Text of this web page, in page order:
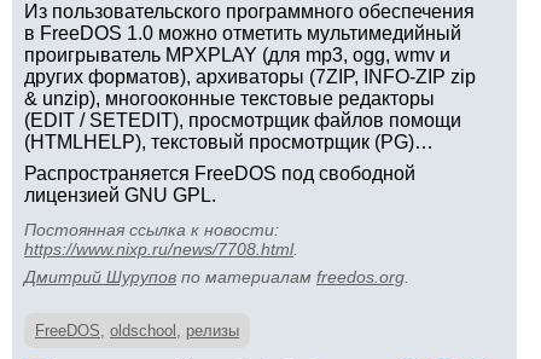
Из пользовательского программного обеспечения
в FreeDOS 1.0 можно отметить мультимедийный
проигрыватель MPXPLAY (для mp3, ogg, wmv и
других форматов), архиваторы (7ZIP, INFO-ZIP zip
& unzip), многооконные текстовые редакторы
(EDIT / SETEDIT), просмотрщик файлов помощи
(HTMLHELP), текстовый просмотрщик (PG)…
Распространяется FreeDOS под свободной
лицензией GNU GPL.
Постоянная ссылка к новости:
https://www.nixp.ru/news/7708.html.
Дмитрий Шурупов по материалам freedos.org
FreeDOS, oldschool , релизы